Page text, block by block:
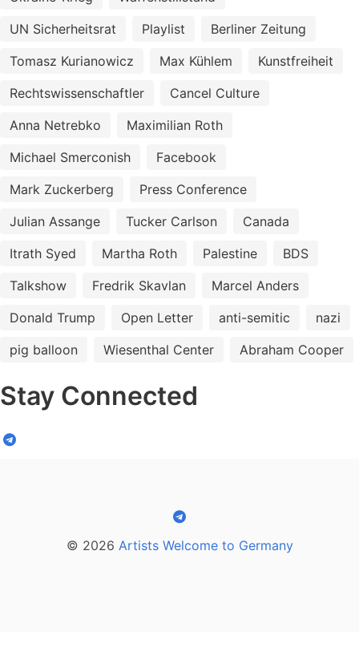
UN Sicherheitsrat
Playlist
Berliner Zeitung
Tomasz Kurianowicz
Max Kühlem
Kunstfreiheit
Rechtswissenschaftler
Cancel Culture
Anna Netrebko
Maximilian Roth
Michael Smerconish
Facebook
Mark Zuckerberg
Press Conference
Julian Assange
Tucker Carlson
Canada
Itrath Syed
Martha Roth Palestine
BDS
Talkshow
Fredrik Skavlan
Marcel Anders
Donald Trump
Open Letter anti-semitic
nazi
pig balloon
Wiesenthal Center Abraham Cooper
Stay Connected
© 2026 Artists Welcome to Germany